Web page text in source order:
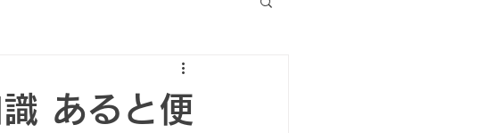
あると便